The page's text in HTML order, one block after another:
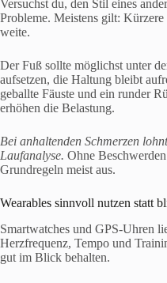
Versuchst du, den Stil eines
Probleme. Meistens gilt: Kürzere
weite.
Der Fuß sollte möglichst unter
aufsetzen, die Haltung bleibt
geballte Fäuste und ein runder
erhöhen die Belastung.
Bei anhaltenden Schmerzen
Laufanalyse. Ohne
Grundregeln meist aus.
Wearables sinnvoll nutzen statt
Smartwatches und GPS-Uhren
Herzfrequenz, Tempo und
gut im Blick behalten.